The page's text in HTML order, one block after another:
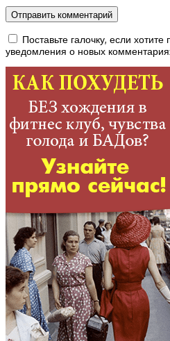
Поставьте галочку, если хотите
уведомления о новых